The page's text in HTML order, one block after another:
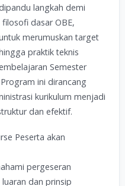
langkah demi
dasar OBE,
merumuskan target
praktik teknis
Semester
ini dirancang
kurikulum menjadi
dan efektif.
Peserta akan
pergeseran
dan prinsip